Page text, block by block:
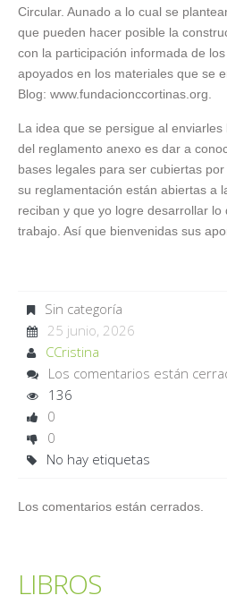
Circular. Aunado a lo cual se
que pueden hacer posible la
con la participación informada de
apoyados en los materiales que se
Blog: www.fundacionccortinas.org.
La idea que se persigue al
del reglamento anexo es dar a
bases legales para ser cubiertas
su reglamentación están abiertas a
reciban y que yo logre desarrollar
trabajo. Así que bienvenidas sus
Sin categoría
25 junio, 2026
CCristina
Los comentarios están
136
0
0
No hay etiquetas
Los comentarios están cerrados.
LIBROS